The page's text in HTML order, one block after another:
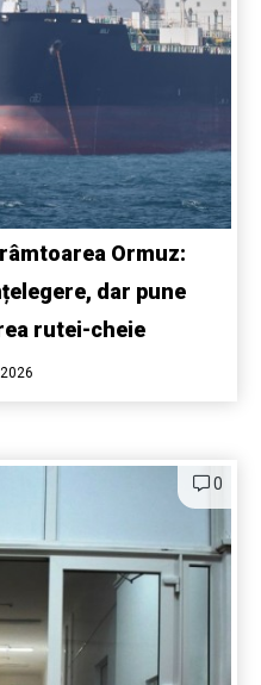
Ormuz:
dar pune
rutei-cheie
0